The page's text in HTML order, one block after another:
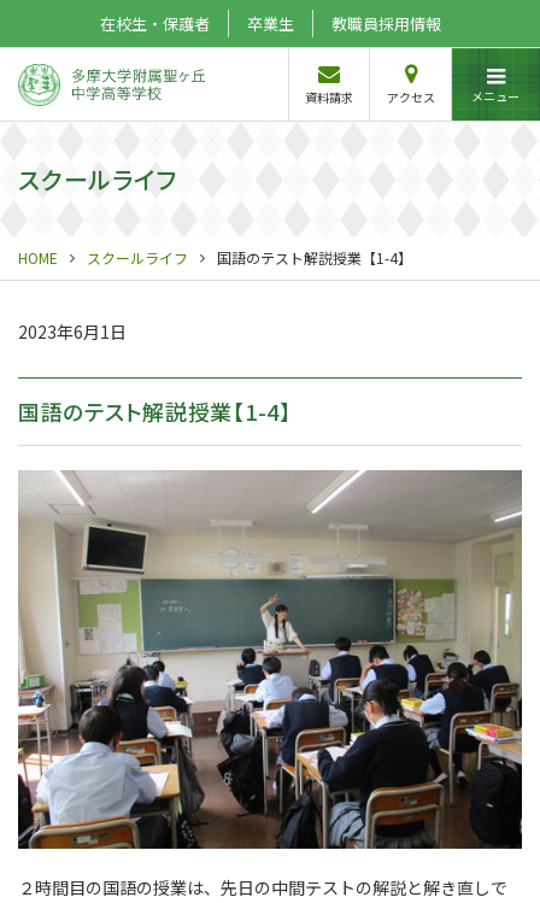
在校生・保護者 卒業生 教職員採用情報
資料請求 アクセス メニュー
スクールライフ
HOME スクールライフ 国語のテスト解説授業【1-4】
2023年6月1日
国語のテスト解説授業【1-4】
２時間目の国語の授業は、先日の中間テストの解説と解き直しで